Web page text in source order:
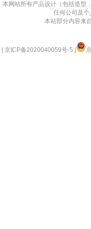
本网站所有产品设计（包括造型
任何公司及
本站部分内容来
京ICP备2020040059号-5